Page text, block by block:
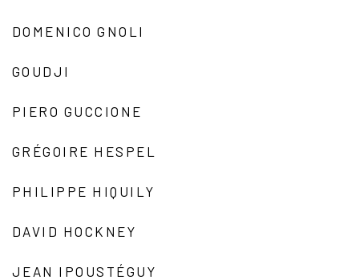
DOMENICO GNOLI
GOUDJI
PIERO GUCCIONE
GRÉGOIRE HESPEL
PHILIPPE HIQUILY
DAVID HOCKNEY
JEAN IPOUSTÉGUY